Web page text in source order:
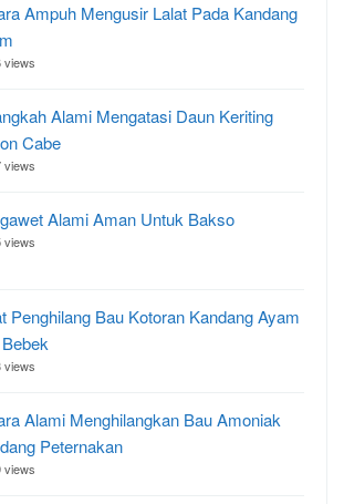
Ampuh Mengusir Lalat Pada Kandang
views
Alami Mengatasi Daun Keriting
Cabe
views
Alami Aman Untuk Bakso
views
Penghilang Bau Kotoran Kandang Ayam
views
Alami Menghilangkan Bau Amoniak
Peternakan
views